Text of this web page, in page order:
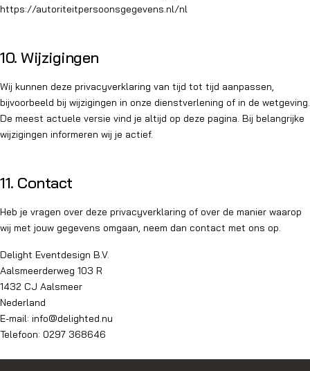
https://autoriteitpersoonsgegevens.nl/nl
10. Wijzigingen
Wij kunnen deze privacyverklaring van tijd tot tijd aanpassen,
bijvoorbeeld bij wijzigingen in onze dienstverlening of in de wetgeving.
De meest actuele versie vind je altijd op deze pagina. Bij belangrijke
wijzigingen informeren wij je actief.
11. Contact
Heb je vragen over deze privacyverklaring of over de manier waarop
wij met jouw gegevens omgaan, neem dan contact met ons op.
Delight Eventdesign B.V.
Aalsmeerderweg 103 R
1432 CJ Aalsmeer
Nederland
E-mail: info@delighted.nu
Telefoon: 0297 368646